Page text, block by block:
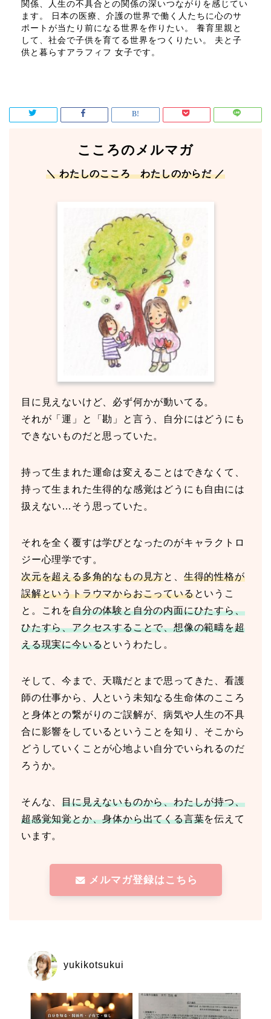
関係、人生の不具合との関係の深いつながりを感じてい
ます。 日本の医療、介護の世界で働く人たちに心のサ
ポートが当たり前になる世界を作りたい。 養育里親と
して、社会で子供を育てる世界をつくりたい。 夫と子
供と暮らすアラフィフ 女子です。
こころのメルマガ
＼ わたしのこころ わたしのからだ ／
目に見えないけど、必ず何かが動いてる。
それが「運」と「勘」と言う、自分にはどうにも
できないものだと思っていた。
持って生まれた運命は変えることはできなくて、
持って生まれた生得的な感覚はどうにも自由には
扱えない…そう思っていた。
それを全く覆すは学びとなったのがキャラクトロ
ジー心理学です。
次元を超える多角的なもの見方と、 生得的性格が
誤解というトラウマからおこっているというこ
と。これを自分の体験と自分の内面にひたすら、
ひたすら、アクセスすることで、想像の範疇を超
える現実に今いるというわたし。
そして、今まで、天職だとまで思ってきた、看護
師の仕事から、人という未知なる生命体のこころ
と身体との繋がりのご誤解が、病気や人生の不具
合に影響をしているということを知り、そこから
どうしていくことが心地よい自分でいられるのだ
ろうか。
そんな、目に見えないものから、わたしが持つ、
超感覚知覚とか、身体から出てくる言葉を伝えて
います。
メルマガ登録はこちら
yukikotsukui